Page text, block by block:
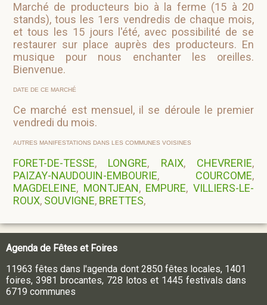
Marché de producteurs bio à la ferme (15 à 20
stands), tous les 1ers vendredis de chaque mois,
et tous les 15 jours l'été, avec possibilité de se
restaurer sur place auprès des producteurs. En
musique pour nous enchanter les oreilles.
Bienvenue.
DATE DE CE MARCHÉ
Ce marché est mensuel, il se déroule le premier
vendredi du mois.
AUTRES MANIFESTATIONS DANS LES COMMUNES VOISINES
FORET-DE-TESSE, LONGRE, RAIX, CHEVRERIE,
PAIZAY-NAUDOUIN-EMBOURIE, COURCOME,
MAGDELEINE, MONTJEAN, EMPURE,VILLIERS-LE-
ROUX, SOUVIGNE, BRETTES,
Agenda de Fêtes et Foires
11963 fêtes dans l'agenda dont 2850 fêtes locales, 1401
foires, 3981 brocantes, 728 lotos et 1445 festivals dans
6719 communes